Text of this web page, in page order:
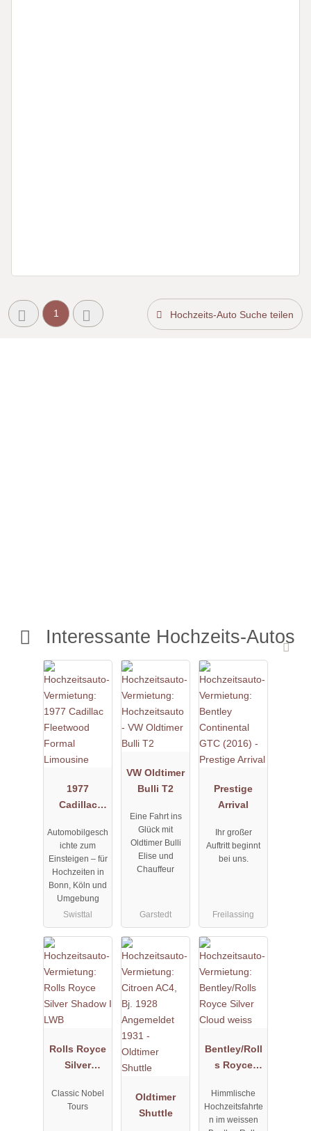
1 Hochzeits-Auto Suche teilen
Interessante Hochzeits-Autos
1977
Cadillac
Formal
Automobilgesch
ichte zum
Einsteigen – für
Hochzeiten in
Bonn, Köln und
Umgebung
Swisttal
VW Oldtimer
Bulli T2
Eine Fahrt ins
Glück mit
Oldtimer Bulli
Elise und
Chauffeur
Garstedt
Prestige
Arrival
Ihr großer
Auftritt beginnt
bei uns.
Freilassing
Rolls Royce
Silver
LWB
Classic Nobel
Tours
Oldtimer
Shuttle
Bentley/Roll
s Royce
weiss
Himmlische
Hochzeitsfahrte
n im weissen